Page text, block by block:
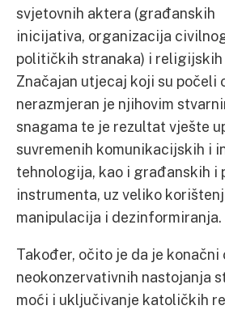
svjetovnih aktera (građanskih
inicijativa, organizacija
političkih stranaka) i
Značajan utjecaj koji su počeli
nerazmjeran je njihovim
snagama te je rezultat vješte
suvremenih komunikacijskih i
tehnologija, kao i građanskih i
instrumenta, uz veliko
manipulacija i dezinformiranja.
Također, očito je da je konačni
neokonzervativnih nastojanja
moći i uključivanje katoličkih